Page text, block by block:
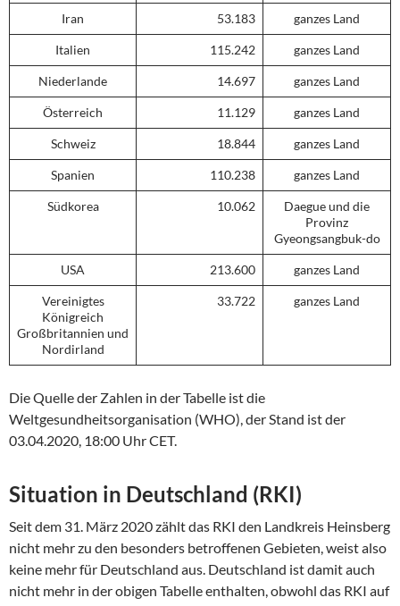
Iran 53.183 ganzes Land
Italien 115.242 ganzes Land
Niederlande 14.697 ganzes Land
Österreich 11.129 ganzes Land
Schweiz 18.844 ganzes Land
Spanien 110.238 ganzes Land
Südkorea 10.062
Daegue und die
Provinz
Gyeongsangbuk-do
USA 213.600 ganzes Land
Vereinigtes
Königreich
Großbritannien und
Nordirland
33.722 ganzes Land
Die Quelle der Zahlen in der Tabelle ist die
Weltgesundheitsorganisation (WHO), der Stand ist der
03.04.2020, 18:00 Uhr CET.
Situation in Deutschland (RKI)
Seit dem 31. März 2020 zählt das RKI den Landkreis Heinsberg
nicht mehr zu den besonders betroffenen Gebieten, weist also
keine mehr für Deutschland aus. Deutschland ist damit auch
nicht mehr in der obigen Tabelle enthalten, obwohl das RKI auf